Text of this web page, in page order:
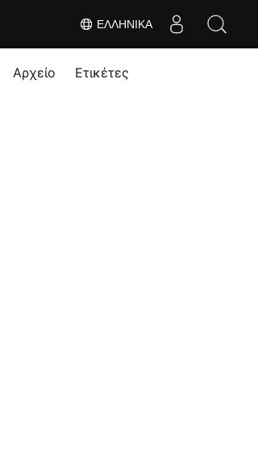
ΕΛΛΗΝΙΚΆ
Αρχείο Ετικέτες